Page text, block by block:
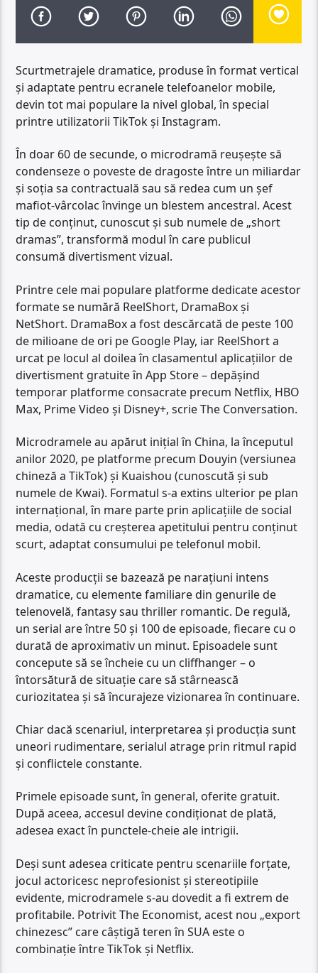
Scurtmetrajele dramatice, produse în format vertical
și adaptate pentru ecranele telefoanelor mobile,
devin tot mai populare la nivel global, în special
printre utilizatorii TikTok și Instagram.
În doar 60 de secunde, o microdramă reușește să
condenseze o poveste de dragoste între un miliardar
și soția sa contractuală sau să redea cum un șef
mafiot-vârcolac învinge un blestem ancestral. Acest
tip de conținut, cunoscut și sub numele de „short
dramas”, transformă modul în care publicul
consumă divertisment vizual.
Printre cele mai populare platforme dedicate acestor
formate se numără ReelShort, DramaBox și
NetShort. DramaBox a fost descărcată de peste 100
de milioane de ori pe Google Play, iar ReelShort a
urcat pe locul al doilea în clasamentul aplicațiilor de
divertisment gratuite în App Store – depășind
temporar platforme consacrate precum Netflix, HBO
Max, Prime Video și Disney+, scrie The Conversation.
Microdramele au apărut inițial în China, la începutul
anilor 2020, pe platforme precum Douyin (versiunea
chineză a TikTok) și Kuaishou (cunoscută și sub
numele de Kwai). Formatul s-a extins ulterior pe plan
internațional, în mare parte prin aplicațiile de social
media, odată cu creșterea apetitului pentru conținut
scurt, adaptat consumului pe telefonul mobil.
Aceste producții se bazează pe narațiuni intens
dramatice, cu elemente familiare din genurile de
telenovelă, fantasy sau thriller romantic. De regulă,
un serial are între 50 și 100 de episoade, fiecare cu o
durată de aproximativ un minut. Episoadele sunt
concepute să se încheie cu un cliffhanger – o
întorsătură de situație care să stârnească
curiozitatea și să încurajeze vizionarea în continuare.
Chiar dacă scenariul, interpretarea și producția sunt
uneori rudimentare, serialul atrage prin ritmul rapid
și conflictele constante.
Primele episoade sunt, în general, oferite gratuit.
După aceea, accesul devine condiționat de plată,
adesea exact în punctele-cheie ale intrigii.
Deși sunt adesea criticate pentru scenariile forțate,
jocul actoricesc neprofesionist și stereotipiile
evidente, microdramele s-au dovedit a fi extrem de
profitabile. Potrivit The Economist, acest nou „export
chinezesc” care câștigă teren în SUA este o
combinație între TikTok și Netflix.